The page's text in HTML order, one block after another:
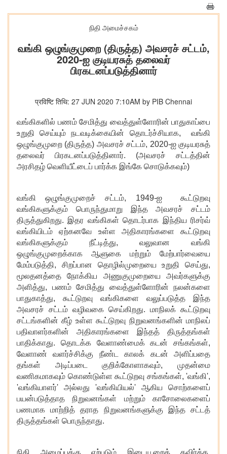
நிதி அமைச்சகம்
வங்கி ஒழுங்குமுறை (திருத்த) அவசரச் சட்டம்,
2020-ஐ குடியரசுத் தலைவர்
பிரகடனப்படுத்தினார்
प्रविष्टि तिथि: 27 JUN 2020 7:10AM by PIB Chennai
வங்கிகளில் பணம் சேமித்து வைத்துள்ளோரின் பாதுகாப்பை
உறுதி
செய்யும் நடவடிக்கையின் தொடர்ச்சியாக,வங்கி
ஒழுங்குமுறை (திருத்த) அவசரச் சட்டம், 2020-ஐ குடியரசுத்
தலைவர்
பிரகடனப்படுத்தினார். (அவசரச்
சட்டத்தின்
அரசிதழ் வெளியீட்டைப் பார்க்க இங்கே சொடுக்கவும்)
வங்கி ஒழுங்குமுறைச் சட்டம், 1949-ஐ
கூட்டுறவு
வங்கிகளுக்கும்
பொருந்துமாறு இந்த அவசரச்
சட்டம்
திருத்துகிறது. இதர வங்கிகள் தொடர்பாக இந்திய ரிசர்வ்
வங்கியிடம்
ஏற்கனவே உள்ள அதிகாரங்களை
கூட்டுறவு
வங்கிகளுக்கும்
நீட்டித்து, வலுவான
வங்கி
ஒழுங்குமுறைக்காக
ஆளுகை மற்றும்
மேற்பார்வையை
மேம்படுத்தி, சிறப்பான தொழில்முறையை உறுதி செய்து,
மூலதனத்தை
நோக்கிய அணுகுமுறையை
அவர்களுக்கு
அளித்து, பணம் சேமித்து வைத்துள்ளோரின் நலன்களை
பாதுகாத்து, கூட்டுறவு வங்கிகளை வலுப்படுத்த
இந்த
அவசரச் சட்டம் வழிவகை செய்கிறது. மாநிலக் கூட்டுறவு
சட்டங்களின் கீழ் உள்ள கூட்டுறவு நிறுவனங்களின் மாநிலப்
பதிவாளர்களின்
அதிகாரங்களை இந்தத்
திருத்தங்கள்
பாதிக்காது. தொடக்க வேளாண்மைக் கடன் சங்கங்கள்,
வேளாண்
வளர்ச்சிக்கு நீண்ட காலக் கடன்
அளிப்பதை
தங்கள்
அடிப்படை குறிக்கோளாகவும்,முதன்மை
வணிகமாகவும் கொண்டுள்ள கூட்டுறவு சங்கங்கள், 'வங்கி',
'வங்கியாளர்' அல்லது 'வங்கியியல்' ஆகிய
சொற்களைப்
பயன்படுத்தாத
நிறுவனங்கள் மற்றும்
காசோலைகளைப்
பணமாக
மாற்றித் தராத நிறுவனங்களுக்கு இந்த
சட்டத்
திருத்தங்கள் பொருந்தாது.
நிதி அமைப்புக்கு ஏற்படும் இடையூறைத் தவிர்க்க